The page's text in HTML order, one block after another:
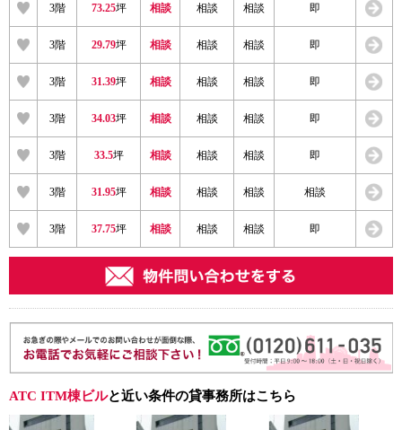
3階 73.25坪 相談 相談 相談 即
3階 29.79坪 相談 相談 相談 即
3階 31.39坪 相談 相談 相談 即
3階 34.03坪 相談 相談 相談 即
3階 33.5坪 相談 相談 相談 即
3階 31.95坪 相談 相談 相談 相談
3階 37.75坪 相談 相談 相談 即
ATC ITM棟ビルと近い条件の貸事務所はこちら